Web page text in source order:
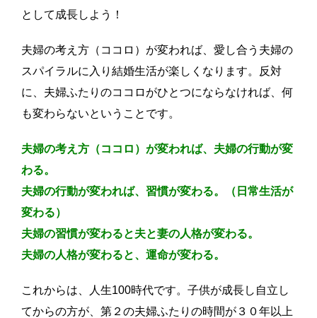
として成長しよう！
夫婦の考え方（ココロ）が変われば、愛し合う夫婦の
スパイラルに入り結婚生活が楽しくなります。反対
に、夫婦ふたりのココロがひとつにならなければ、何
も変わらないということです。
夫婦の考え方（ココロ）が変われば、夫婦の行動が変
わる。
夫婦の行動が変われば、習慣が変わる。（日常生活が
変わる）
夫婦の習慣が変わると夫と妻の人格が変わる。
夫婦の人格が変わると、運命が変わる。
これからは、人生100時代です。子供が成長し自立し
てからの方が、第２の夫婦ふたりの時間が３０年以上